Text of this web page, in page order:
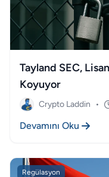
Tayland SEC,
Koyuyor
Crypto Laddin •
Devamını Oku
Regülasyon